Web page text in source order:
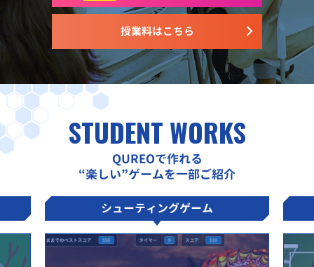
授業料はこちら
STUDENT WORKS
QUREOで作れる
“楽しい”ゲームを一部ご紹介
シューティングゲーム